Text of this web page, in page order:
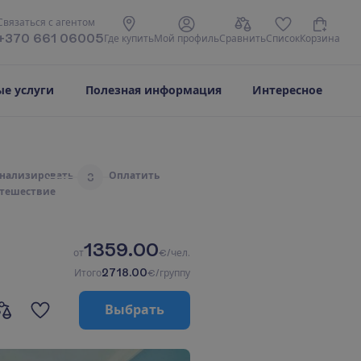
вязаться с агентом
661 06005 Где купить М ой профильСравнитьСписокКорзина
услуги Полезная информация Интересное
ализировать
ешествие
3 Оплатить
от1359.00€/чел.
Итого2718.00€/группу
Выбрать